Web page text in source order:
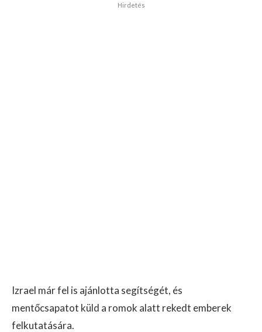
Hirdetés
Izrael már fel is ajánlotta segítségét, és
mentőcsapatot küld a romok alatt rekedt emberek
felkutatására.